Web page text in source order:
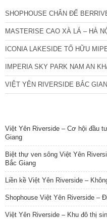
SHOPHOUSE CHÂN ĐẾ
MASTERISE CAO XÀ LÁ – HÀ
ICONIA LAKESIDE TỐ HỮU
IMPERIA SKY PARK NAM AN
VIỆT YÊN RIVERSIDE BẮC
Việt Yên Riverside – Cơ hội đầu
Giang
Biệt thự ven sông Việt Yên
Bắc Giang
Liền kề Việt Yên Riverside –
Shophouse Việt Yên Riverside –
Việt Yên Riverside – Khu đô thị